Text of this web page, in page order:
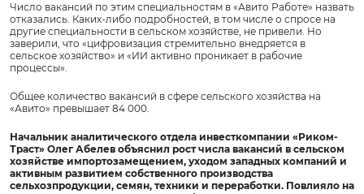
Число вакансий по этим специальностям в «Авито Работе» назвать
отказались. Каких-либо подробностей, в том числе о спросе на
другие специальности в сельском хозяйстве, не привели. Но
заверили, что «цифровизация стремительно внедряется в
сельское хозяйство» и «ИИ активно проникает в рабочие
процессы».
Общее количество вакансий в сфере сельского хозяйства на
«Авито» превышает 84 000.
Начальник аналитического отдела инвесткомпании «Риком-
Траст» Олег Абелев объяснил рост числа вакансий в сельском
хозяйстве импортозамещением, уходом западных компаний и
активным развитием собственного производства
сельхозпродукции, семян, техники и переработки. Повлияло на